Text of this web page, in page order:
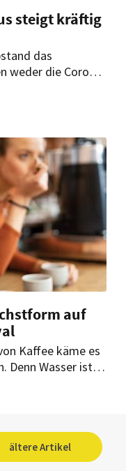
steigt kräftig
das
weder die Corona-
etwas
auf
Kaffee käme es
Denn Wasser ist
vollendeten
ausbalanciert
Vienna Coffee
ältere Artikel